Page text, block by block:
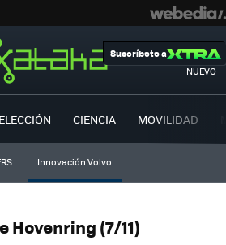
NUEVO
Suscríbete a
CIENCIA MOVILIDAD
Innovación Volvo
Hovenring (7/11)